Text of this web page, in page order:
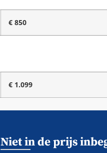
€ 850
€ 1.099
Niet in de prijs